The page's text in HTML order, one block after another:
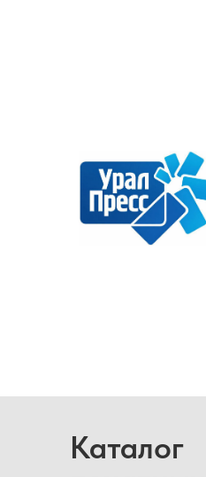
Каталог